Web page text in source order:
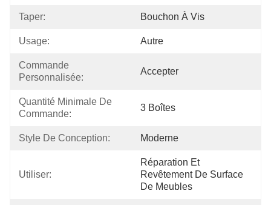
Taper: Bouchon À Vis
Usage: Autre
Commande
Personnalisée:
Accepter
Quantité Minimale De
Commande:
3 Boîtes
Style De Conception: Moderne
Utiliser:
Réparation Et
Revêtement De Surface
De Meubles